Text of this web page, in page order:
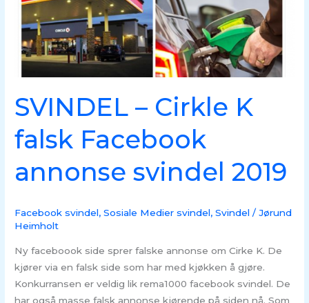
SVINDEL – Cirkle K
falsk Facebook
annonse svindel 2019
Facebook svindel,Sosiale Medier svindel,Svindel /Jørund
Heimholt
Ny faceboook side sprer falske annonse om Cirke K. De
kjører via en falsk side som har med kjøkken å gjøre.
Konkurransen er veldig lik rema1000 facebook svindel. De
har også masse falsk annonse kjørende på siden nå. Som
Facebook
annonse
svindel
2019